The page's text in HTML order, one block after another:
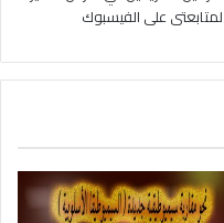
على الفيسبوك